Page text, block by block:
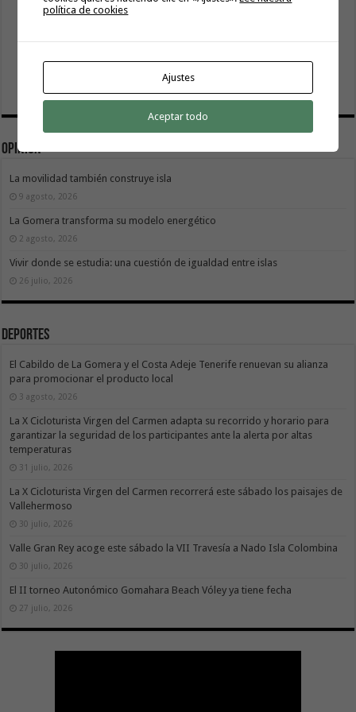
Opinión
La movilidad también construye isla
9 agosto, 2026
La Gomera transforma su modelo energético
2 agosto, 2026
Vivir donde se estudia: una cuestión de igualdad entre islas
26 julio, 2026
Deportes
El Cabildo de La Gomera y el Costa Adeje Tenerife renuevan su alianza
para promocionar el producto local
3 agosto, 2026
La X Cicloturista Virgen del Carmen adapta su recorrido y horario para
garantizar la seguridad de los participantes ante la alerta por altas
temperaturas
31 julio, 2026
La X Cicloturista Virgen del Carmen recorrerá este sábado los paisajes de
Vallehermoso
30 julio, 2026
Valle Gran Rey acoge este sábado la VII Travesía a Nado Isla Colombina
30 julio, 2026
El II torneo Autonómico Gomahara Beach Vóley ya tiene fecha
27 julio, 2026
política de cookies
Ajustes
Aceptar todo